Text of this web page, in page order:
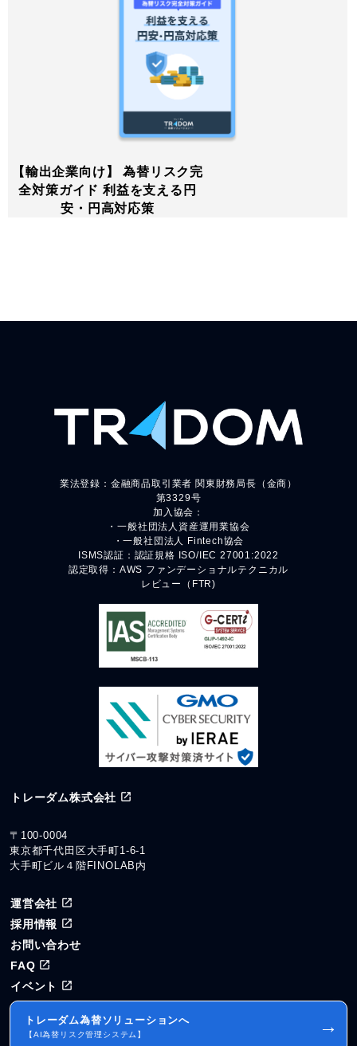
【輸出企業向け】 為替リスク完
全対策ガイド 利益を支える円
安・円高対応策
業法登録：金融商品取引業者 関東財務局長（金商）
第3329号
加入協会：
・一般社団法人資産運用業協会
・一般社団法人 Fintech協会
ISMS認証：認証規格 ISO/IEC 27001:2022
認定取得：AWS ファンデーショナルテクニカル
レビュー（FTR)
トレーダム株式会社
〒100-0004
東京都千代田区大手町1-6-1
大手町ビル４階FINOLAB内
運営会社
採用情報
お問い合わせ
FAQ
イベント
トレーダム為替ソリューションへ
【AI為替リスク管理システム】 →